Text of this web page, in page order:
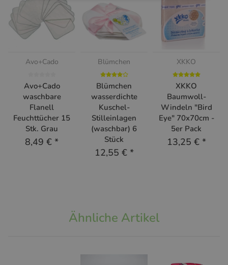
Avo+Cado
Avo+Cado
waschbare
Flanell
Feuchttücher 15
Stk. Grau
8,49 € *
Blümchen
Blümchen
wasserdichte
Kuschel-
Stilleinlagen
(waschbar) 6
Stück
12,55 € *
XKKO
XKKO
Baumwoll-
Windeln "Bird
Eye" 70x70cm -
5er Pack
13,25 € *
Ähnliche Artikel